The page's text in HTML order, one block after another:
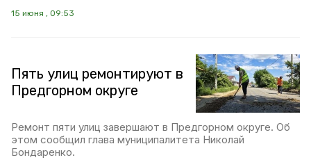
15 июня , 09:53
Пять улиц ремонтируют в
Предгорном округе
Ремонт пяти улиц завершают в Предгорном округе. Об
этом сообщил глава муниципалитета Николай
Бондаренко.